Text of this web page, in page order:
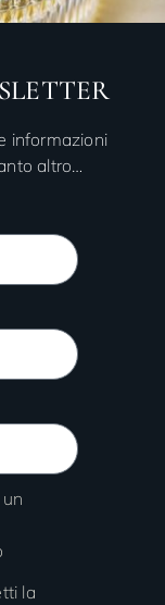
informazioni
altro…
la